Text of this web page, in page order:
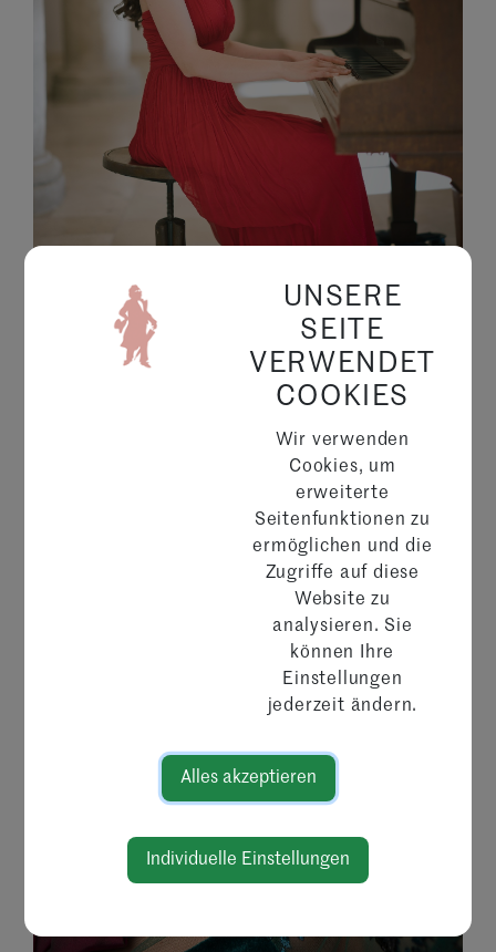
UNSERE
SEITE
VERWENDET
COOKIES
Wir verwenden
Cookies, um
erweiterte
Seitenfunktionen zu
ermöglichen und die
Zugriffe auf diese
Website zu
analysieren. Sie
können Ihre
Einstellungen
jederzeit ändern.
Alles akzeptieren
Individuelle Einstellungen